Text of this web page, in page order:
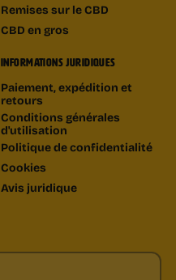
Remises sur le CBD
CBD en gros
INFORMATIONS JURIDIQUES
Paiement, expédition et
retours
Conditions générales
d'utilisation
Politique de confidentialité
Cookies
Avis juridique